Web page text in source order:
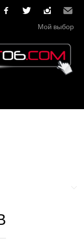
twitterinstagram
Email
Мой выбор